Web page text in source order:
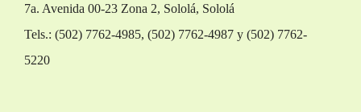
7a. Avenida 00-23 Zona 2, Sololá, Sololá
Tels.: (502) 7762-4985, (502) 7762-4987 y (502) 7762-
5220